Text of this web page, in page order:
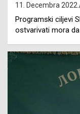
11. Decembra 2022.
Programski ciljevi
ostvarivati mora